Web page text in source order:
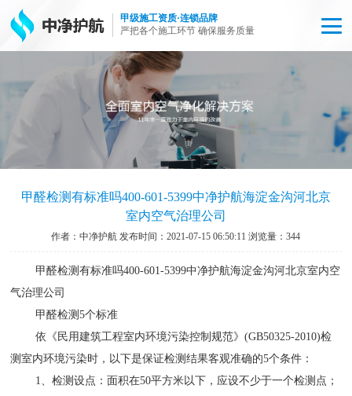
甲级施工资质·连锁品牌
严把各个施工环节 确保服务质量
甲醛检测有标准吗400-601-5399中净护航海淀金沟河北京
室内空气治理公司​
作者：中净护航 发布时间：2021-07-15 06:50:11 浏览量：344
甲醛检测有标准吗400-601-5399中净护航海淀金沟河北京室内空
气治理公司
甲醛检测5个标准
依《民用建筑工程室内环境污染控制规范》(GB50325-2010)检
测室内环境污染时，以下是保证检测结果客观准确的5个条件：
1、检测设点：面积在50平方米以下，应设不少于一个检测点；